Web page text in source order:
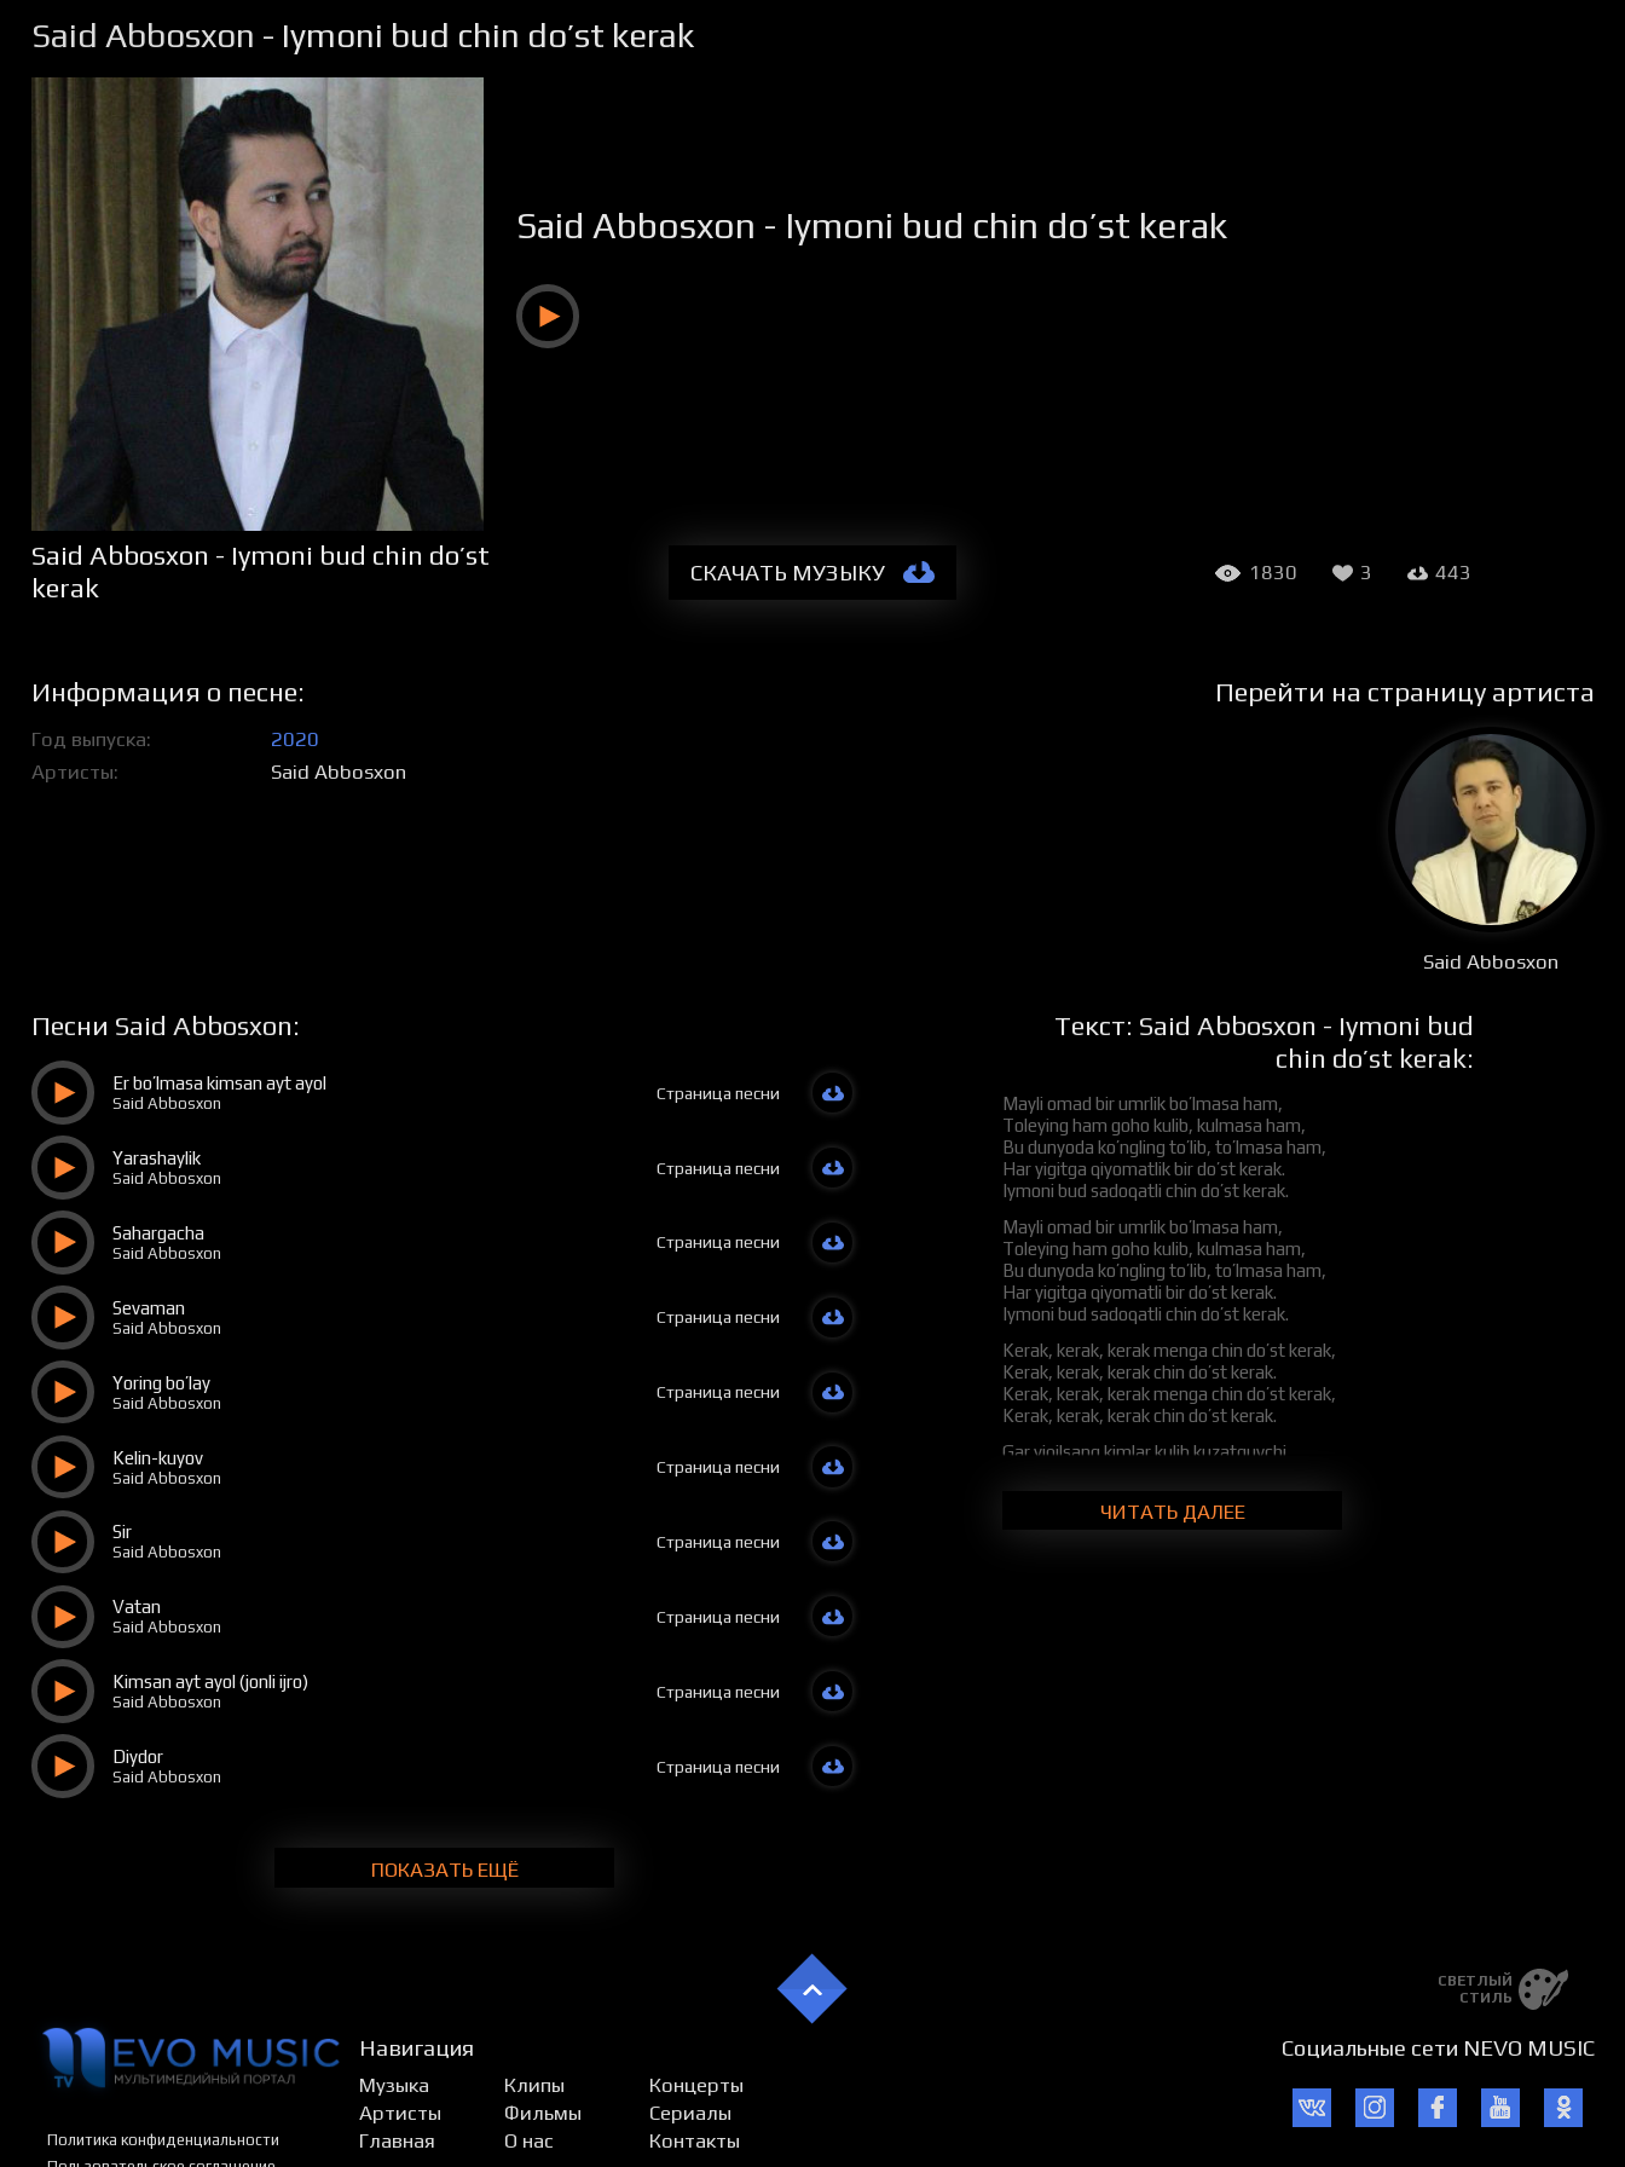
Said Abbosxon - Iymoni bud chin do’st kerak
Said Abbosxon - Iymoni bud chin do’st kerak
Said Abbosxon - Iymoni bud chin do’st
kerak
СКАЧАТЬ МУЗЫКУ 1830 3 443
Информация о песне:
Год выпуска
2020
Артисты
Said Abbosxon
Перейти на страницу артиста
Said Abbosxon
Песни Said Abbosxon:
Er bo’lmasa kimsan ayt ayol
Said Abbosxon
Страница песни
Yarashaylik
Said Abbosxon
Страница песни
Sahargacha
Said Abbosxon
Страница песни
Sevaman
Said Abbosxon
Страница песни
Yoring bo’lay
Said Abbosxon
Страница песни
Kelin-kuyov
Said Abbosxon
Страница песни
Sir
Said Abbosxon
Страница песни
Vatan
Said Abbosxon
Страница песни
Kimsan ayt ayol (jonli ijro)
Said Abbosxon
Страница песни
Diydor
Said Abbosxon
Страница песни
ПОКАЗАТЬ ЕЩЁ
Текст: Said Abbosxon - Iymoni bud
chin do’st kerak:
Mayli omad bir umrlik bo’lmasa ham,
Toleying ham goho kulib, kulmasa ham,
Bu dunyoda ko’ngling to’lib, to’lmasa ham,
Har yigitga qiyomatlik bir do’st kerak.
Iymoni bud sadoqatli chin do’st kerak.
Mayli omad bir umrlik bo’lmasa ham,
Toleying ham goho kulib, kulmasa ham,
Bu dunyoda ko’ngling to’lib, to’lmasa ham,
Har yigitga qiyomatli bir do’st kerak.
Iymoni bud sadoqatli chin do’st kerak.
Kerak, kerak, kerak menga chin do’st kerak,
Kerak, kerak, kerak chin do’st kerak.
Kerak, kerak, kerak menga chin do’st kerak,
Kerak, kerak, kerak chin do’st kerak.
Gar yiqilsang kimlar kulib kuzatguvchi,
Har insonga qiyomatli bir do’st kerak,
ЧИТАТЬ ДАЛЕЕ
СВЕТЛЫЙ
СТИЛЬ
Политика конфиденциальности
Навигация
Музыка Клипы
Концерты
Артисты
Фильмы
Сериалы
Главная
О нас Контакты
Социальные сети NEVO MUSIC